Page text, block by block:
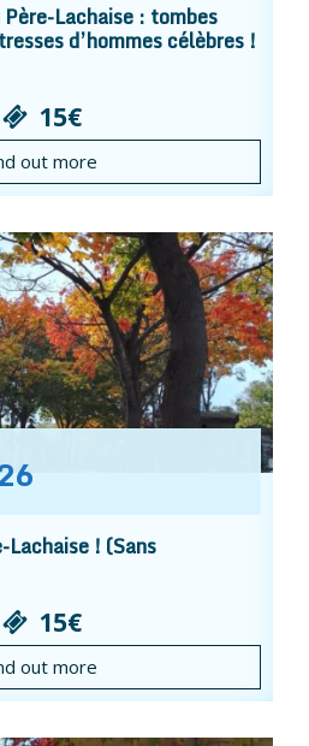
Lachaise : tombes
d’hommes célèbres !
15€
out more
Lachaise ! (Sans
15€
out more